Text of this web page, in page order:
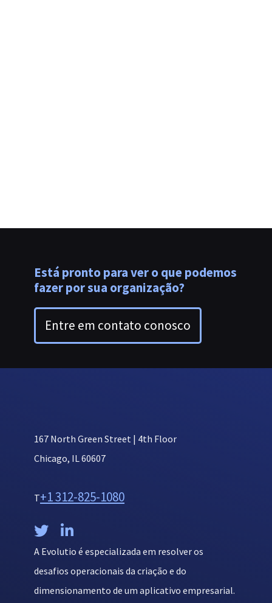
Está pronto para ver o que podemos
fazer por sua organização?
Entre em contato conosco
167 North Green Street | 4th Floor
Chicago, IL 60607
T+1 312-825-1080
 
A Evolutio é especializada em resolver os
desafios operacionais da criação e do
dimensionamento de um aplicativo empresarial.